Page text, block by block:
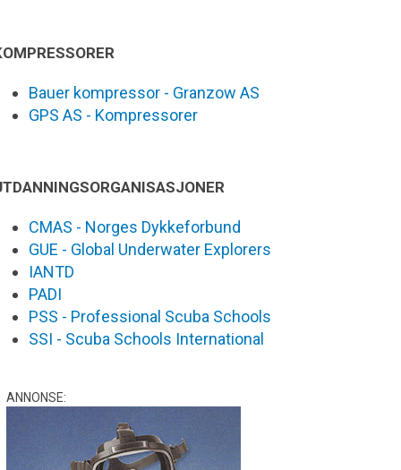
Bauer kompressor - Granzow AS
GPS AS - Kompressorer
CMAS - Norges Dykkeforbund
GUE - Global Underwater Explorers
IANTD
PADI
PSS - Professional Scuba Schools
SSI - Scuba Schools International
ANNONSE: